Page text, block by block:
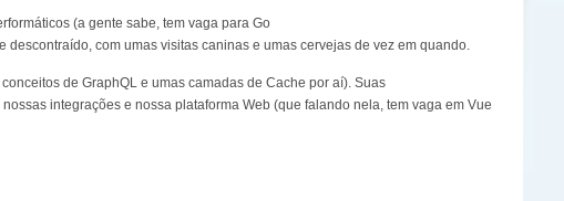
(a gente sabe, tem vaga para Go
com umas visitas caninas e umas cervejas de vez em quando.
de GraphQL e umas camadas de Cache por aí). Suas
integrações e nossa plataforma Web (que falando nela, tem vaga em Vue